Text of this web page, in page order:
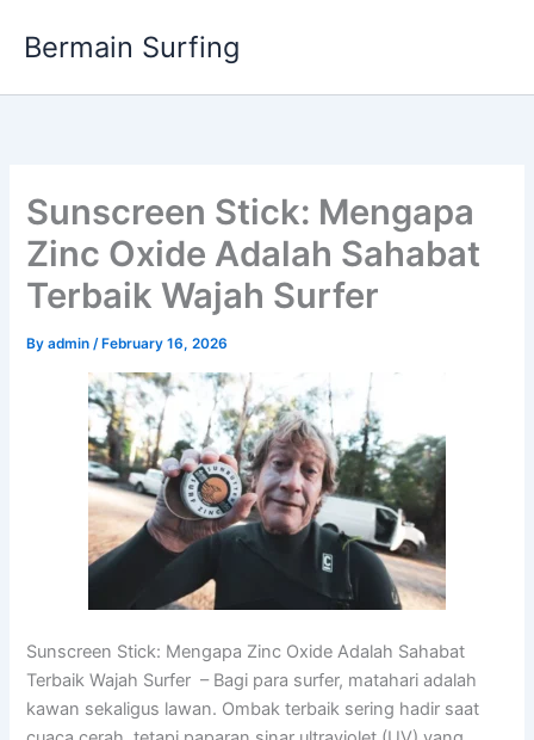
Bermain Surfing
Sunscreen Stick: Mengapa
Zinc Oxide Adalah Sahabat
Terbaik Wajah Surfer
Byadmin/ February 16, 2026
Sunscreen Stick: Mengapa Zinc Oxide Adalah Sahabat
Terbaik Wajah Surfer – Bagi para surfer, matahari adalah
kawan sekaligus lawan. Ombak terbaik sering hadir saat